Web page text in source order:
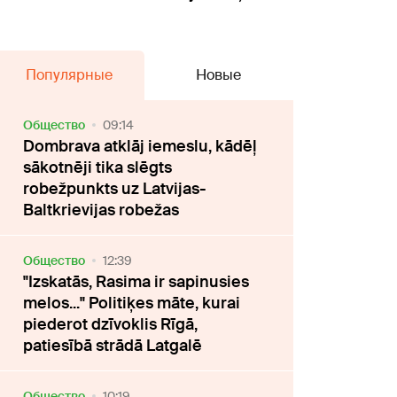
Популярные Новые
Oбщество 09:14
Dombrava atklāj iemeslu, kādēļ
sākotnēji tika slēgts
robežpunkts uz Latvijas-
Baltkrievijas robežas
Oбщество 12:39
"Izskatās, Rasima ir sapinusies
melos..." Politiķes māte, kurai
piederot dzīvoklis Rīgā,
patiesībā strādā Latgalē